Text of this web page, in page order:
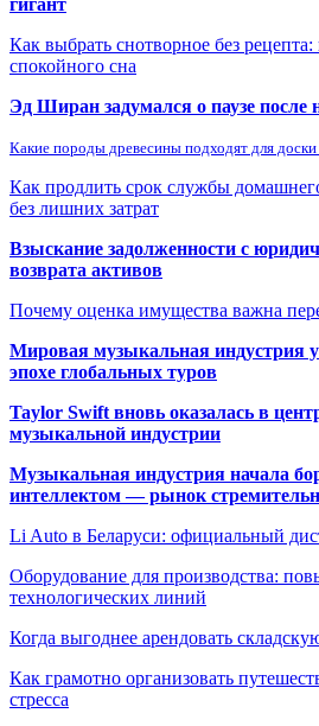
гигант
Как выбрать снотворное без
спокойного сна
Эд Ширан задумался о паузе после
Какие породы древесины подходят для
Как продлить срок службы
без лишних затрат
Взыскание задолженности с
возврата активов
Почему оценка имущества важна
Мировая музыкальная индустрия
эпохе глобальных туров
Taylor Swift вновь оказалась в
музыкальной индустрии
Музыкальная индустрия начала
интеллектом — рынок
Li Auto в Беларуси: официальный
Оборудование для производства:
технологических линий
Когда выгоднее арендовать
Как грамотно организовать
стресса